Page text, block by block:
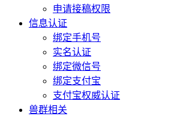
申请接稿权限
信息认证
绑定手机号
实名认证
绑定微信号
绑定支付宝
支付宝权威认证
兽群相关